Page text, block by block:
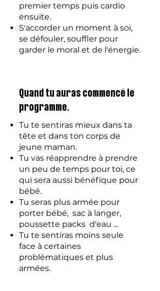
premier temps puis cardio
ensuite.
S'accorder un moment à soi,
se défouler, souffler pour
garder le moral et de l'énergie.
Quand tu auras commencé le
programme.
Tu te sentiras mieux dans ta
tête et dans ton corps de
jeune maman.
Tu vas réapprendre à prendre
un peu de temps pour toi, ce
qui sera aussi bénéfique pour
bébé.
Tu seras plus armée pour
porter bébé, sac à langer,
poussette packs d'eau ...
Tu te sentiras moins seule
face à certaines
problématiques et plus
armées.